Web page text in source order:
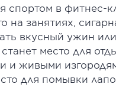
спортом в фитнес-
на занятиях,
вкусный ужин
место для
и живыми
для помывки